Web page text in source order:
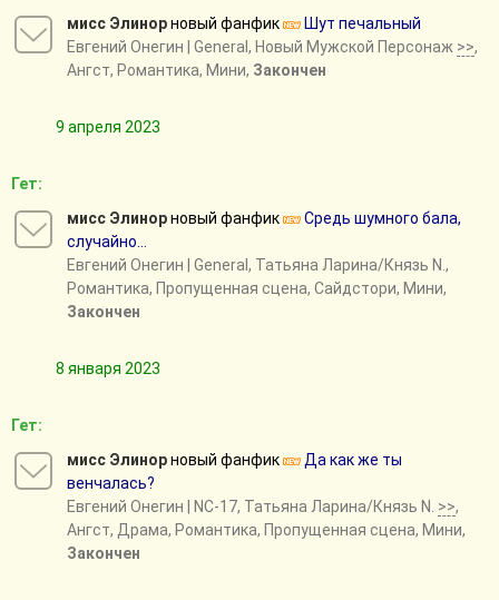
мисс Элинорновый фанфик
Шут печальный
Евгений Онегин | General, Новый Мужской Персонаж >>,
Ангст, Романтика, Мини, Закончен
9 апреля 2023
Гет:
мисс Элинорновый фанфик
Средь шумного бала,
случайно...
Евгений Онегин | General, Татьяна Ларина/Князь N.,
Романтика, Пропущенная сцена, Сайдстори, Мини,
Закончен
8 января 2023
Гет:
мисс Элинорновый фанфик
Да как же ты
венчалась?
Евгений Онегин | NC-17, Татьяна Ларина/Князь N. >>,
Ангст, Драма, Романтика, Пропущенная сцена, Мини,
Закончен